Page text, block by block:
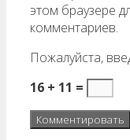
этом браузере
комментариев.
Пожалуйста,
16 + 11 =